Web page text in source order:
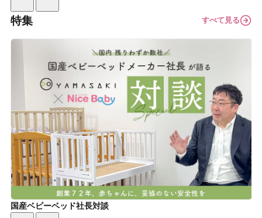
特集 すべて見る
国産ベビーベッド社長対談